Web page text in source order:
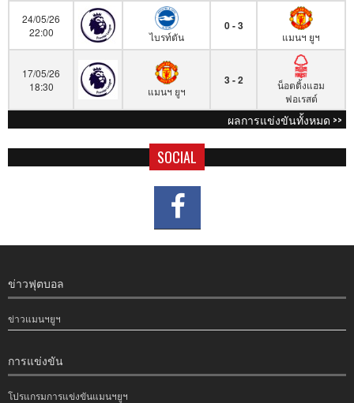
24/05/26
22:00
ไบรท์ตัน
0 - 3
แมนฯ ยูฯ
17/05/26
18:30
แมนฯ ยูฯ
3 - 2
น็อตติ้งแฮม
ฟอเรสต์
ผลการแข่งขันทั้งหมด >>
SOCIAL
ข่าวฟุตบอล
ข่าวแมนฯยูฯ
การแข่งขัน
โปรแกรมการแข่งขันแมนฯยูฯ